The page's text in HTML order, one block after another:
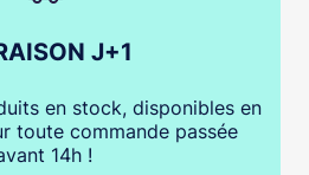
J+1
en stock, disponibles en
toute commande passée
14h !